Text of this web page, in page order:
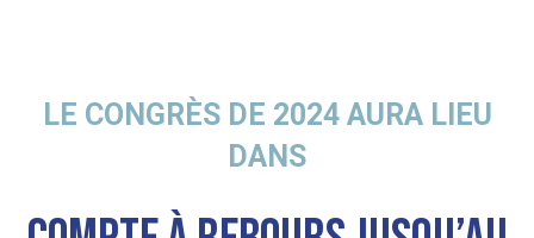
LE CONGRÈS DE 2024 AURA LIEU
DANS